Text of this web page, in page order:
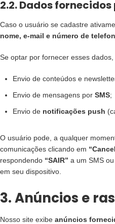
2.2. Dados
Caso o usuário se cadastre
nome, e-mail e número de
Se optar por fornecer esses
Envio de conteúdos e
Envio de mensagens por SMS;
Envio de notificações push
O usuário pode, a qualquer
comunicações clicando em
respondendo “SAIR” a um SMS
em seu dispositivo.
3. Anúncios e
Nosso site exibe anúncios